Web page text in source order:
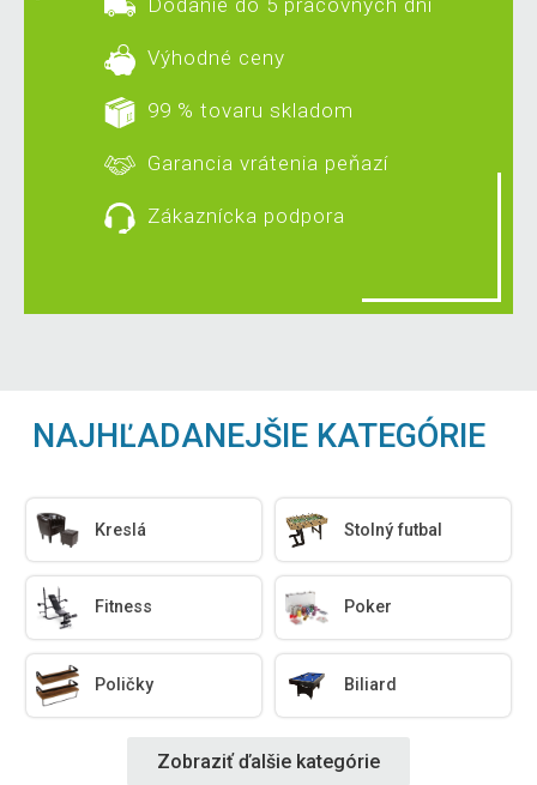
Dodanie do 5 pracovných dní
Výhodné ceny
99 % tovaru skladom
Garancia vrátenia peňazí
Zákaznícka podpora
NAJHĽADANEJŠIE KATEGÓRIE
Kreslá Stolný futbal
Fitness Poker
Poličky Biliard
Zobraziť ďalšie kategórie